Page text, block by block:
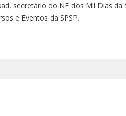
secretário do NE dos Mil Dias da
e Eventos da SPSP.